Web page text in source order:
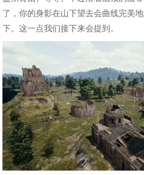
了，你的身影在山下望去会曲线完美
下。这一点我们接下来会提到。